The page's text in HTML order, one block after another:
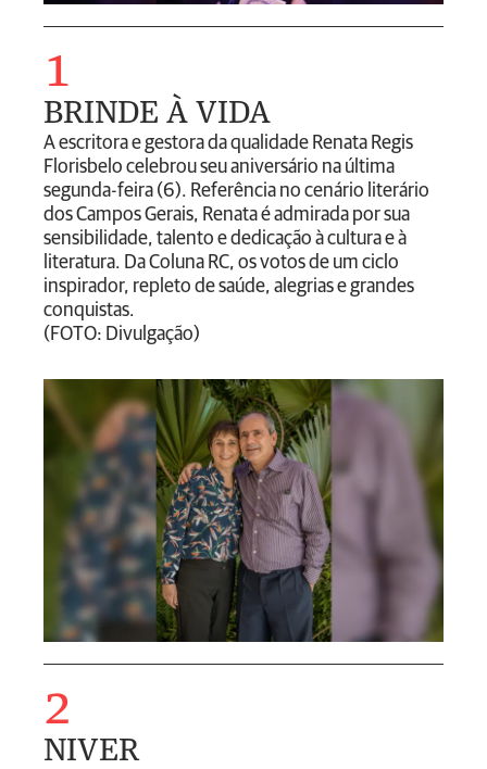
1
BRINDE À VIDA
A escritora e gestora da qualidade Renata Regis
Florisbelo celebrou seu aniversário na última
segunda-feira (6). Referência no cenário literário
dos Campos Gerais, Renata é admirada por sua
sensibilidade, talento e dedicação à cultura e à
literatura. Da Coluna RC, os votos de um ciclo
inspirador, repleto de saúde, alegrias e grandes
conquistas.
(FOTO: Divulgação)
2
NIVER